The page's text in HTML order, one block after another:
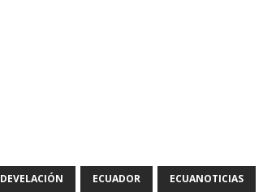
DEVELACIÓN ECUADOR ECUANOTICIAS